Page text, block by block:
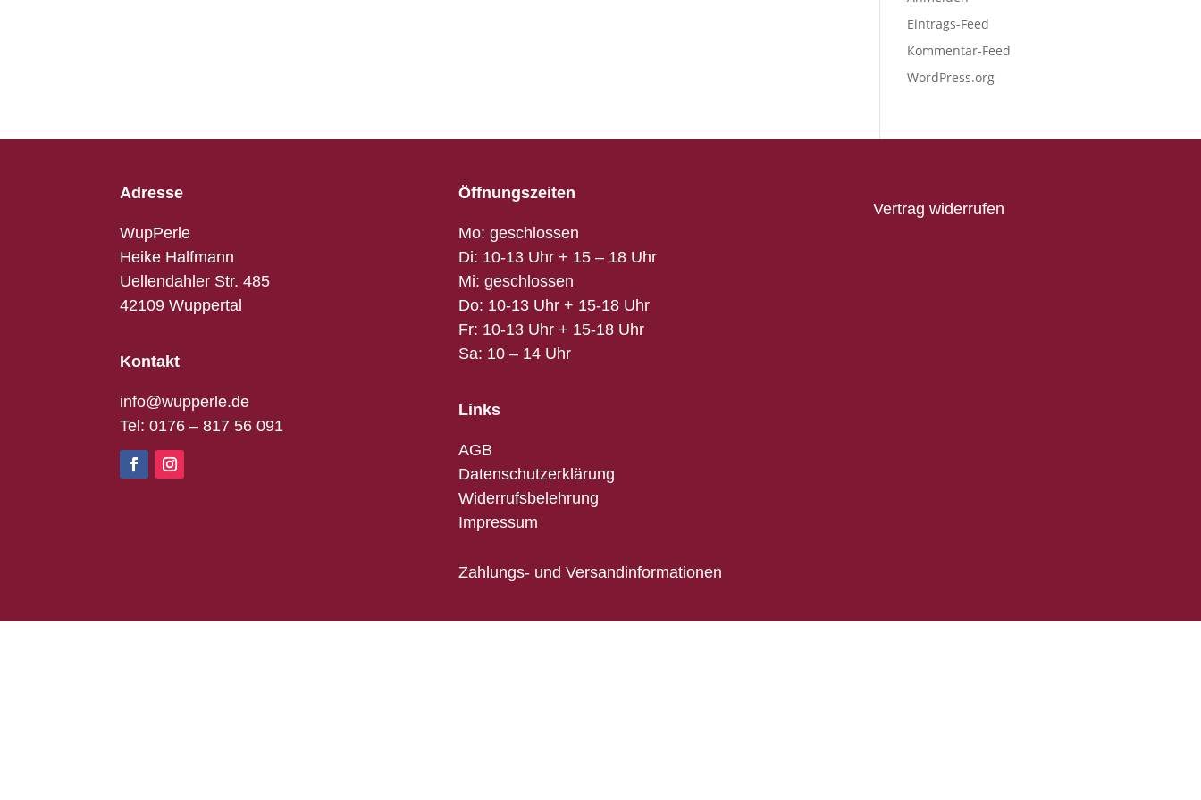
Eintrags-Feed
Kommentar-Feed
WordPress.org
Adresse
WupPerle
Heike Halfmann
Uellendahler Str. 485
42109 Wuppertal
Kontakt
info@wupperle.de
Tel: 0176 – 817 56 091
Öffnungszeiten
Mo: geschlossen
Di: 10-13 Uhr + 15 – 18 Uhr
Mi: geschlossen
Do: 10-13 Uhr + 15-18 Uhr
Fr: 10-13 Uhr + 15-18 Uhr
Sa: 10 – 14 Uhr
Links
AGB
Datenschutzerklärung
Widerrufsbelehrung
Impressum
Zahlungs- und Versandinformationen
Vertrag widerrufen